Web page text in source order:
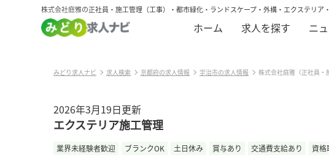
株式会社庭雅の正社員・施工管理（工事）・都市緑化・ランドスケープ・外構・エクステリア
ホーム 求人を探す ニ
みどり求人ナビ 求人検索 京都府の求人情報 宇治市の求人情報 株式会社庭雅（正社員・
2026年3月19日更新
エクステリア施工管理
業界未経験者歓迎 ブランクOK 土日休み 賞与あり 交通費支給あり 資格